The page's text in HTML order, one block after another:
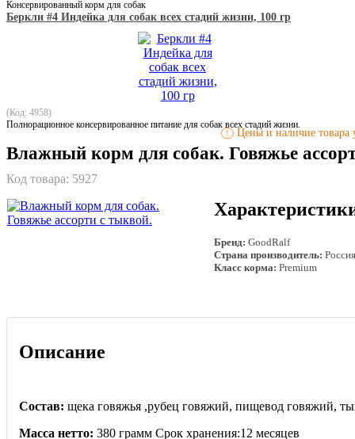
Консервированный корм для собак
Беркли #4 Индейка для собак всех стадий жизни, 100 гр
(Код: 4958)
Полнорационное консервированное питание для собак всех стадий жизни.
! Цены и наличие товара
Влажный корм для собак. Говяжье
Код товара: 5927
Бренд: GoodRalf
Страна производитель: Россия
Класс корма: Premium
Описание
Состав: щека говяжья ,рубец говяжий, пищевод говяжий,
Масса нетто: 380 грамм Срок хранения:12 месяцев